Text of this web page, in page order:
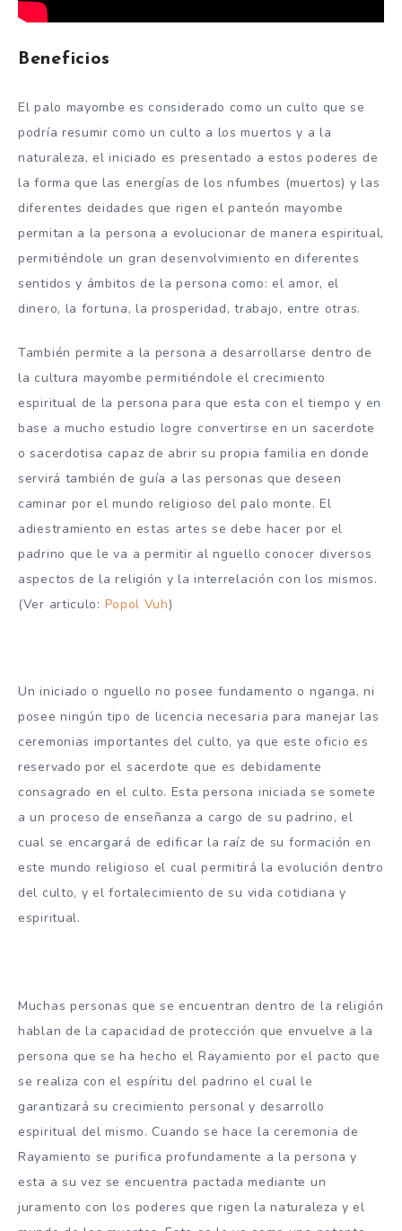
Beneficios
El palo mayombe es considerado como un culto que se
podría resumir como un culto a los muertos y a la
naturaleza, el iniciado es presentado a estos poderes de
la forma que las energías de los nfumbes (muertos) y las
diferentes deidades que rigen el panteón mayombe
permitan a la persona a evolucionar de manera espiritual,
permitiéndole un gran desenvolvimiento en diferentes
sentidos y ámbitos de la persona como: el amor, el
dinero, la fortuna, la prosperidad, trabajo, entre otras.
También permite a la persona a desarrollarse dentro de
la cultura mayombe permitiéndole el crecimiento
espiritual de la persona para que esta con el tiempo y en
base a mucho estudio logre convertirse en un sacerdote
o sacerdotisa capaz de abrir su propia familia en donde
servirá también de guía a las personas que deseen
caminar por el mundo religioso del palo monte. El
adiestramiento en estas artes se debe hacer por el
padrino que le va a permitir al nguello conocer diversos
aspectos de la religión y la interrelación con los mismos.
(Ver articulo: Popol Vuh)
Un iniciado o nguello no posee fundamento o nganga, ni
posee ningún tipo de licencia necesaria para manejar las
ceremonias importantes del culto, ya que este oficio es
reservado por el sacerdote que es debidamente
consagrado en el culto. Esta persona iniciada se somete
a un proceso de enseñanza a cargo de su padrino, el
cual se encargará de edificar la raíz de su formación en
este mundo religioso el cual permitirá la evolución dentro
del culto, y el fortalecimiento de su vida cotidiana y
espiritual.
Muchas personas que se encuentran dentro de la religión
hablan de la capacidad de protección que envuelve a la
persona que se ha hecho el Rayamiento por el pacto que
se realiza con el espíritu del padrino el cual le
garantizará su crecimiento personal y desarrollo
espiritual del mismo. Cuando se hace la ceremonia de
Rayamiento se purifica profundamente a la persona y
esta a su vez se encuentra pactada mediante un
juramento con los poderes que rigen la naturaleza y el